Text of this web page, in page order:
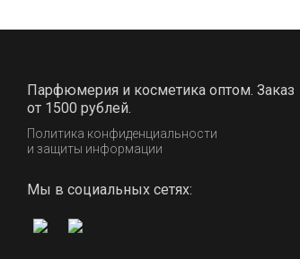
Парфюмерия и косметика оптом. Заказ
от 1500 рублей.
Политика конфиденциальности
и защиты информации
Мы в социальных сетях: